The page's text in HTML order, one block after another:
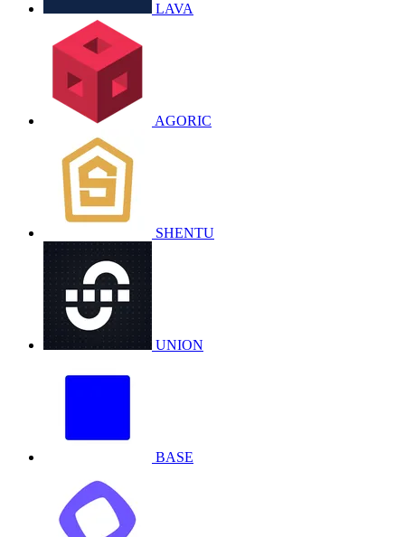
LAVA
AGORIC
SHENTU
UNION
BASE